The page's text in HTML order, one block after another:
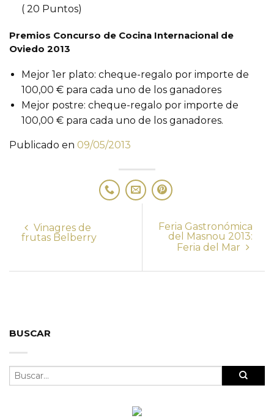
( 20 Puntos)
Premios Concurso de Cocina Internacional de
Oviedo 2013
Mejor 1er plato: cheque-regalo por importe de
100,00 € para cada uno de los ganadores
Mejor postre: cheque-regalo por importe de
100,00 € para cada uno de los ganadores.
Publicado en 09/05/2013
Vinagres de
frutas Belberry
Feria Gastronómica
del Masnou 2013:
Feria del Mar
BUSCAR